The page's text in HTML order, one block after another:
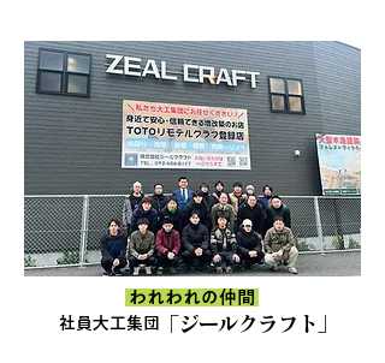
われわれの仲間
社員大工集団 「ジールクラフト」